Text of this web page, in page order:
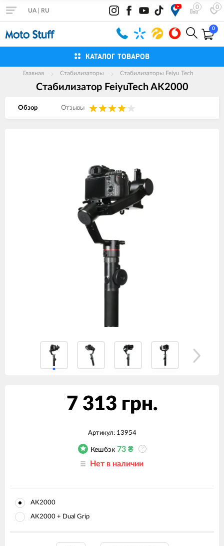
0 0
UA RU
0
КАТАЛОГ ТОВАРОВ
Главная Стабилизаторы Стабилизаторы Feiyu Tech
Стабилизатор FeiyuTech AK2000
Обзор Отзывы
7 313 грн.
Артикул: 13954
Кешбэк 73₴ ?
Нет в наличии
AK2000
AK2000 + Dual Grip